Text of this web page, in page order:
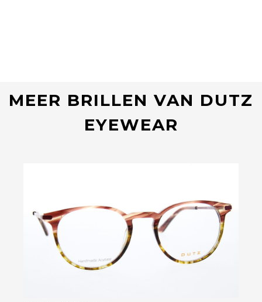
MEER BRILLEN VAN DUTZ
EYEWEAR